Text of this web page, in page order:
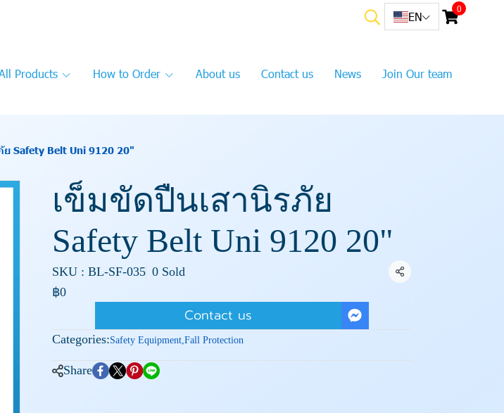
EN
0
Products How to Order About us Contact us News Join Our team
ย Safety Belt Uni 9120 20"
เข็มขัดปืนเสานิรภัย
Safety Belt Uni 9120 20"
SKU : BL-SF-035 0 Sold Share
฿0
Contact us
Categories:Safety Equipment,Fall Protection
Share